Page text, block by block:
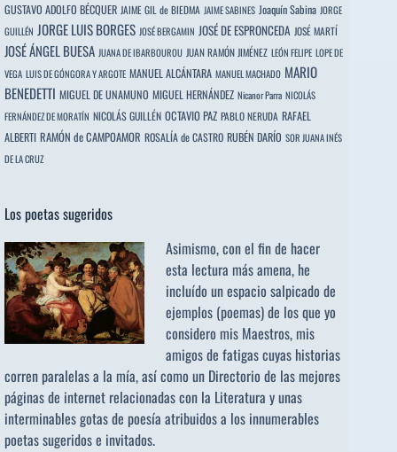
GUSTAVO ADOLFO BÉCQUER JAIME GIL de BIEDMA JAIME SABINES Joaquín Sabina JORGE
GUILLÉN JORGE LUIS BORGES JOSÉ BERGAMIN JOSÉ DE ESPRONCEDA JOSÉ MARTÍ
JOSÉ ÁNGEL BUESA JUANA DE IBARBOUROU JUAN RAMÓN JIMÉNEZ LEÓN FELIPE LOPE DE
VEGA LUIS DE GÓNGORA Y ARGOTE MANUEL ALCÁNTARA MANUEL MACHADO MARIO
BENEDETTI MIGUEL DE UNAMUNO MIGUEL HERNÁNDEZ Nicanor Parra NICOLÁS
FERNÁNDEZ DE MORATÍN NICOLÁS GUILLÉN OCTAVIO PAZ PABLO NERUDA RAFAEL
ALBERTI RAMÓN de CAMPOAMOR ROSALÍA de CASTRO RUBÉN DARÍO SOR JUANA INÉS
DE LA CRUZ
Los poetas sugeridos
Asimismo, con el fin de hacer
esta lectura más amena, he
incluído un espacio salpicado de
ejemplos (poemas) de los que yo
considero mis Maestros, mis
amigos de fatigas cuyas historias
corren paralelas a la mía, así como un Directorio de las mejores
páginas de internet relacionadas con la Literatura y unas
interminables gotas de poesía atribuidos a los innumerables
poetas sugeridose invitados.